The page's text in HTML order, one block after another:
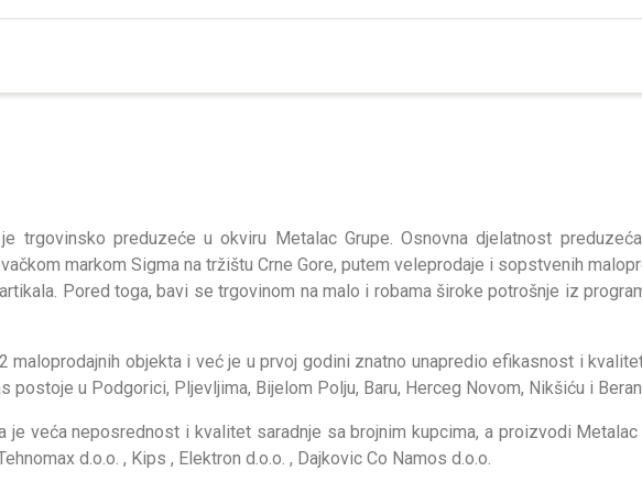
trgovinsko preduzeće u okviru Metalac Grupe. Osnovna djelatnost
markom Sigma na tržištu Crne Gore, putem veleprodaje i sopstvenih
Pored toga, bavi se trgovinom na malo i robama široke potrošnje iz
objekta i već je u prvoj godini znatno unapredio efikasnost i
postoje u Podgorici, Pljevljima, Bijelom Polju, Baru, Herceg Novom, Nikšiću i
je veća neposrednost i kvalitet saradnje sa brojnim kupcima, a proizvodi
d.o.o. , Kips , Elektron d.o.o. , Dajkovic Co Namos d.o.o.